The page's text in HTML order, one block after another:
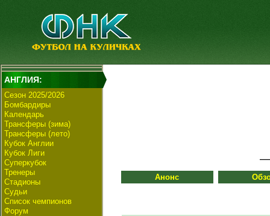
АНГЛИЯ:
Сезон 2025/2026
Бомбардиры
Календарь
Трансферы (зима)
Трансферы (лето)
Кубок Англии
Кубок Лиги
Суперкубок
Тренеры
Стадионы
Судьи
Список чемпионов
Форум
Анонс